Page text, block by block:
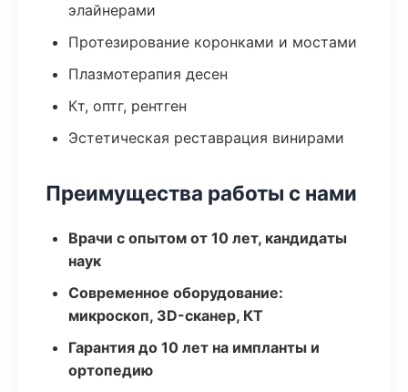
элайнерами
Протезирование коронками и мостами
Плазмотерапия десен
Кт, оптг, рентген
Эстетическая реставрация винирами
Преимущества работы с нами
Врачи с опытом от 10 лет, кандидаты
наук
Современное оборудование:
микроскоп, 3D-сканер, КТ
Гарантия до 10 лет на импланты и
ортопедию